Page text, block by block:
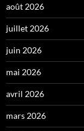
août 2026
juillet 2026
juin 2026
mai 2026
avril 2026
mars 2026